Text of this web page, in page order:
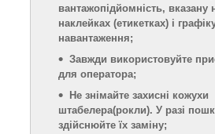
вантажопідйомність, вказану
наклейках (етикетках) і
навантаження;
Завжди використовуйте
для оператора;
Не знімайте захисні кожухи
штабелера(рокли). У разі
здійснюйте їх заміну;